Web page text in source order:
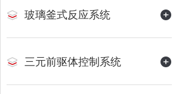
玻璃釜式反应系统
三元前驱体控制系统